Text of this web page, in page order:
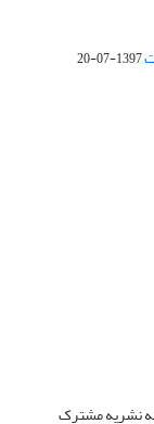
1397-07-20
نشریه مشترک